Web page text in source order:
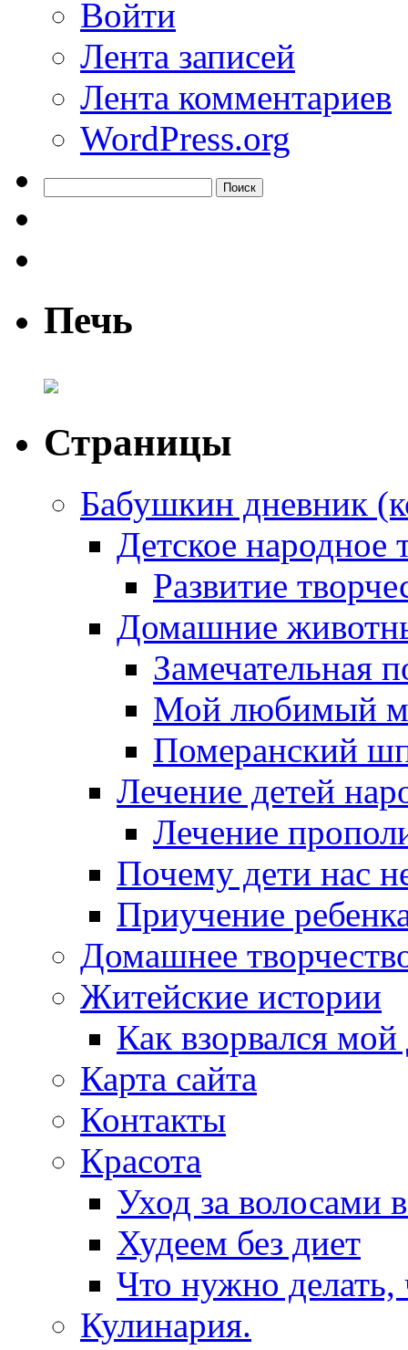
Войти
Лента записей
Лента комментариев
WordPress.org
Печь
Страницы
Бабушкин дневник
Детское народное
Развитие
Домашние
Замечательная
Мой любимый
Померанский
Лечение детей
Лечение
Почему дети нас
Приучение
Домашнее
Житейские истории
Как взорвался
Карта сайта
Контакты
Красота
Уход за волосами
Худеем без диет
Что нужно делать,
Кулинария.